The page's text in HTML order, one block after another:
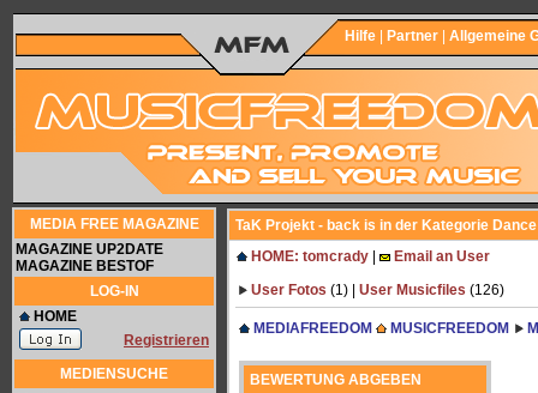
Hilfe Partner Allgemeine
MEDIA FREE MAGAZINE
MAGAZINE UP2DATE
MAGAZINE BESTOF
LOG-IN
HOME
Registrieren
MEDIENSUCHE
TaK Projekt - back is in der Kategorie
HOME: tomcrady
Email an User
User Fotos (1) | User Musicfiles (126)
MEDIAFREEDOM MUSICFREEDOM
BEWERTUNG ABGEBEN